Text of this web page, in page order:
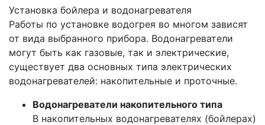
Установка бойлера и водонагревателя
Работы по установке водогрея во многом зависят
от вида выбранного прибора. Водонагреватели
могут быть как газовые, так и электрические,
существует два основных типа электрических
водонагревателей: накопительные и проточные.
Водонагреватели накопительного типа
В накопительных водонагревателях (бойлерах)